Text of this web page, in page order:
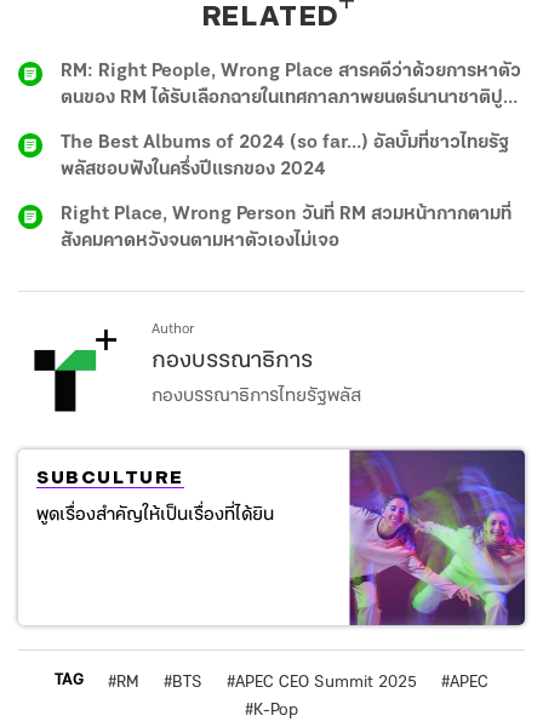
RELATED
RM: Right People, Wrong Place สารคดีว่าด้วยการหาตัว
ตนของ RM ได้รับเลือกฉายในเทศกาลภาพยนตร์นานาชาติปู
The Best Albums of 2024 (so far…) อัลบั้มที่ชาวไทยรัฐ
พลัสชอบฟังในครึ่งปีแรกของ 2024
Right Place, Wrong Person วันที่ RM สวมหน้ากากตามที่
สังคมคาดหวังจนตามหาตัวเองไม่เจอ
Author
กองบรรณาธิการ
กองบรรณาธิการไทยรัฐพลัส
SUBCULTURE
พูดเรื่องสำคัญให้เป็นเรื่องที่ได้ยิน
TAG #RM #BTS #APEC CEO Summit 2025 #APEC
#K-Pop